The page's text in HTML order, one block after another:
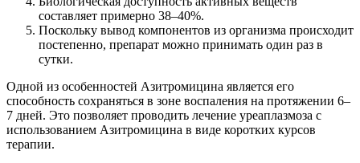
составляет примерно 38–40%.
Поскольку вывод компонентов из организма происходит
постепенно, препарат можно принимать один раз в
сутки.
Одной из особенностей Азитромицина является его
способность сохраняться в зоне воспаления на протяжении 6–
7 дней. Это позволяет проводить лечение уреаплазмоза с
использованием Азитромицина в виде коротких курсов
терапии.